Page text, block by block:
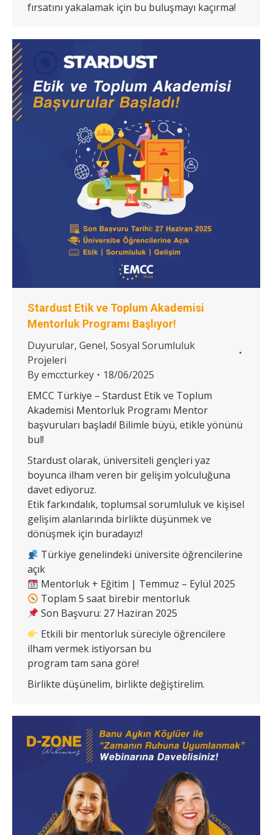
fırsatını yakalamak için bu buluşmayı kaçırma!
Stardust Etik ve Toplum Akademisi
Mentorluk Programı Başlıyor!
Duyurular, Genel, Sosyal Sorumluluk
Projeleri
Byemccturkey
18/06/2025
EMCC Türkiye – Stardust Etik ve Toplum
Akademisi Mentorluk Programı Mentor
başvuruları başladı! Bilimle büyü, etikle yönünü
bul!
Stardust olarak, üniversiteli gençleri yaz
boyunca ilham veren bir gelişim yolculuğuna
davet ediyoruz.
Etik farkındalık, toplumsal sorumluluk ve kişisel
gelişim alanlarında birlikte düşünmek ve
dönüşmek için buradayız!
Türkiye genelindeki üniversite öğrencilerine
açık
Mentorluk + Eğitim | Temmuz – Eylül 2025
Toplam 5 saat birebir mentorluk
Son Başvuru: 27 Haziran 2025
Etkili bir mentorluk süreciyle öğrencilere
ilham vermek istiyorsan bu
program tam sana göre!
Birlikte düşünelim, birlikte değiştirelim.